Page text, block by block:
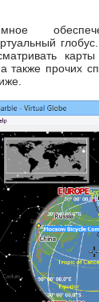
прочих